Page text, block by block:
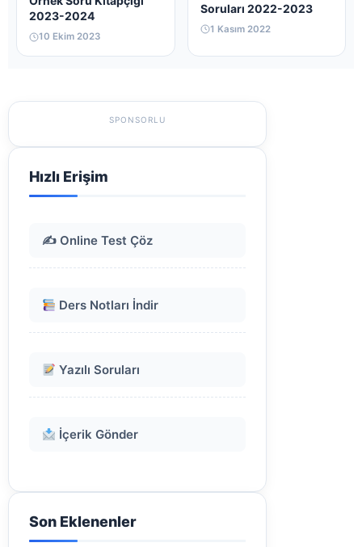
2023-2024
10 Ekim 2023
Soruları 2022-2023
1 Kasım 2022
SPONSORLU
Hızlı Erişim
✍️ Online Test Çöz
Ders Notları İndir
Yazılı Soruları
İçerik Gönder
Son Eklenenler